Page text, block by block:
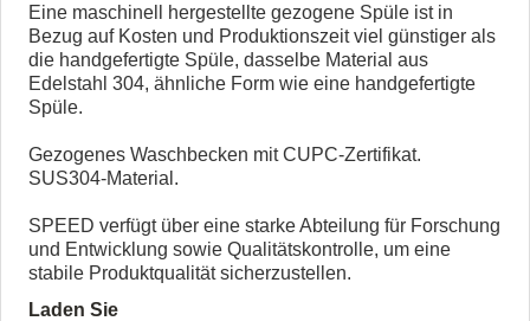
Eine maschinell hergestellte gezogene Spüle ist in
Bezug auf Kosten und Produktionszeit viel günstiger als
die handgefertigte Spüle, dasselbe Material aus
Edelstahl 304, ähnliche Form wie eine handgefertigte
Spüle.
Gezogenes Waschbecken mit CUPC-Zertifikat.
SUS304-Material.
SPEED verfügt über eine starke Abteilung für Forschung
und Entwicklung sowie Qualitätskontrolle, um eine
stabile Produktqualität sicherzustellen.
Laden Sie